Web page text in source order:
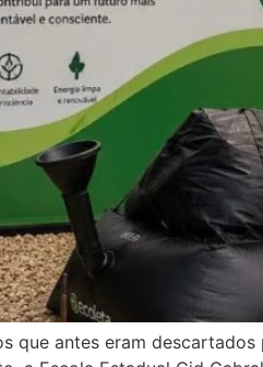
que antes eram